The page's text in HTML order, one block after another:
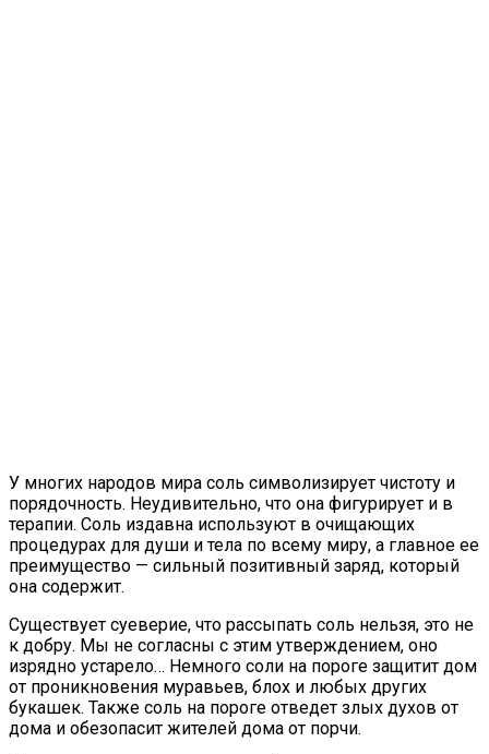
У многих народов мира соль символизирует чистоту и
порядочность. Неудивительно, что она фигурирует и в
терапии. Соль издавна используют в очищающих
процедурах для души и тела по всему миру, а главное ее
преимущество — сильный позитивный заряд, который
она содержит.
Существует суеверие, что рассыпать соль нельзя, это не
к добру. Мы не согласны с этим утверждением, оно
изрядно устарело… Немного соли на пороге защитит дом
от проникновения муравьев, блох и любых других
букашек. Также соль на пороге отведет злых духов от
дома и обезопасит жителей дома от порчи.